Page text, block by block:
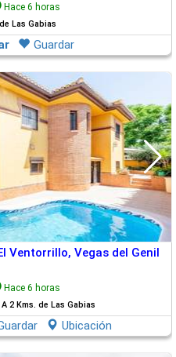
Hace 6 horas
Las Gabias
Guardar
Ventorrillo, Vegas del Genil
Hace 6 horas
A 2 Kms. de Las Gabias
Ubicación